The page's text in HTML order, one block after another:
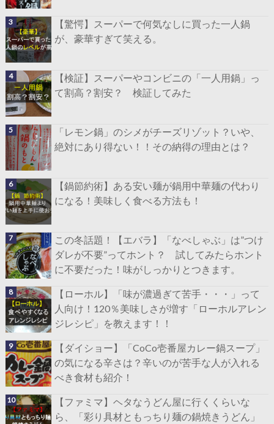
【驚愕】スーパーで何気なしに買った一人鍋
が、豪華すぎて笑える。
【検証】スーパーやコンビニの「一人用鍋」っ
て割高？割安？ 検証してみた
「レモン鍋」のシメがチーズリゾット？いや、
絶対にあり得ない！！その納得の理由とは？
【鍋節約術】ある安い麺が鍋用中華麺の代わり
になる！美味しく食べる方法も！
この冬話題！【エバラ】「なべしゃぶ」は”つけ
ダレが不要”ってホント？ 試してみたらホント
に不要だった！味がしっかりとつきます。
【ローホル】「味が濃過ぎて苦手・・・」って
人向け！120％美味しさが増す「ローホルアレン
ジレシピ」を教えます！！
【ダイショー】「CoCo壱番屋カレー鍋スープ」
の気になる辛さは？辛いのが苦手な人が入れる
べき食材も紹介！
【ファミマ】ヘタなうどん屋に行くくらいな
ら、「彩り具材ともっちり麺の鍋焼きうどん」